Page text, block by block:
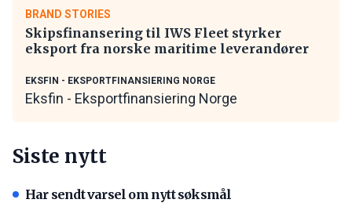
BRAND STORIES
Skipsfinansering til IWS Fleet styrker
eksport fra norske maritime leverandører
EKSFIN - EKSPORTFINANSIERING NORGE
Eksfin - Eksportfinansiering Norge
Siste nytt
Har sendt varsel om nytt søksmål